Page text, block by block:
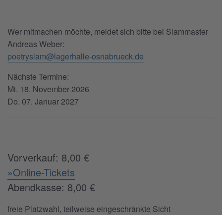
Wer mitmachen möchte, meldet sich bitte bei Slammaster
Andreas Weber:
poetryslam@lagerhalle-osnabrueck.de
Nächste Termine:
Mi. 18. November 2026
Do. 07. Januar 2027
Vorverkauf: 8,00 €
»Online-Tickets
Abendkasse: 8,00 €
freie Platzwahl, teilweise eingeschränkte Sicht